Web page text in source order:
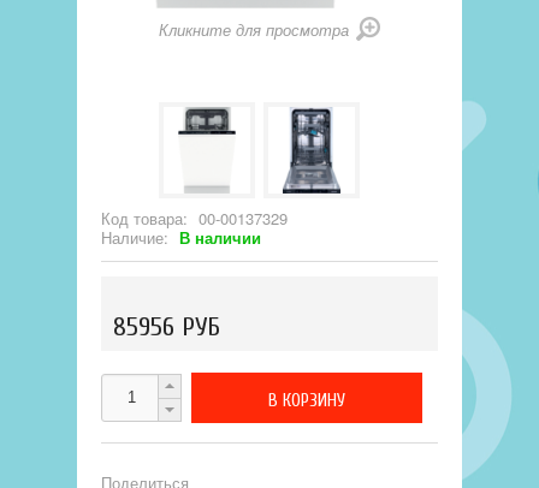
Кликните для просмотра
Код товара: 00-00137329
Наличие: В наличии
85956 РУБ
Поделиться